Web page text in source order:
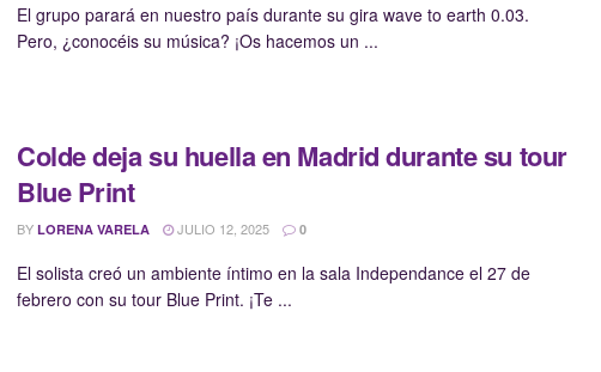
El grupo parará en nuestro país durante su gira wave to earth 0.03.
Pero, ¿conocéis su música? ¡Os hacemos un ...
Colde deja su huella en Madrid durante su tour
Blue Print
BY LORENA VARELA JULIO 12, 2025 0
El solista creó un ambiente íntimo en la sala Independance el 27 de
febrero con su tour Blue Print. ¡Te ...